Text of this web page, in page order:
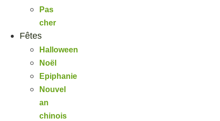
Pas
cher
Fêtes
Halloween
Noël
Epiphanie
Nouvel
an
chinois